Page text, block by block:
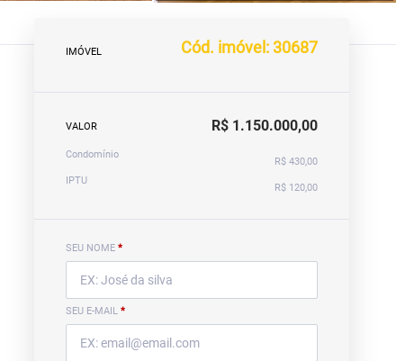
IMÓVEL Cód. imóvel: 30687
VALOR R$ 1.150.000,00
Condomínio
R$ 430,00
IPTU
R$ 120,00
SEU NOME *
SEU E-MAIL *